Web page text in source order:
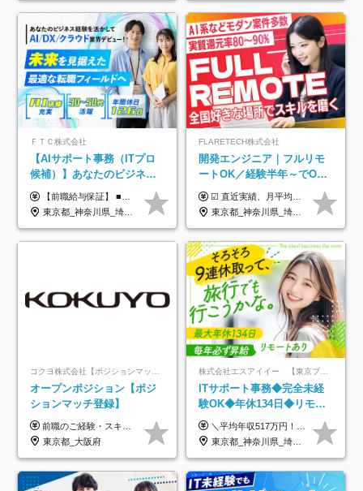
ＦＴＣ株式会社
【AIサポート事務（ITプロ
候補）】あなたのビジネス
経験をAI業界で活かす◆IT
未経験OK◆目指せるコンサ
ル
【前職給与保証】 ■未経験者： 月給30万円～35万円 ■ローキャリア（経験目安1年程度）： 月給35万円～40万円 ■経験者（経験目安3年以上）： 月給40万円～60万円 ■即戦力（経験目安5年以上）： 月給45万円～80万円 ※上記金額には固定残業代30時間分 【未経験者5万5000円～7万3000円、 ローキャリア6万4000円～7万3000円、 経験者5万8000円～10万9000円、 即戦力8万2000円～14万5000円】を含みます。 ※30時間を超える場合は追加で全額支給します。 ※経験・能力・前職給与などを総合的に評価したうえでご納得いただけるよう個別決定。 未経験者の場合、前職給与とポテンシャルを査定のうえ決定いたします。 ※日本国内でのIT業界経験、または同等の実務経験と能力に応じて決定します。 ※前職給与は日本円かつ、日本国内での実績に基づき評価します。 【納得の評価システム】 ★クォーター毎に査定する評価制度導入！ 明確な評価基準で翌年度年収を上げましょう！ ★評価対象期間に在籍中のほとんどの社員が昇給し 年収アップを実現しています！ ★様々なインセンティブ制度を用意し多角的に正当評価しています！ ※試用期間6カ月（期間中の待遇等に差異なし）
東京都_神奈川県_埼玉県_千葉県
FLARETECH株式会社
開発エンジニア｜フルリモ
ートOK／経験半年～でOK
／実質還元率80～90%／前
給保証／AI系など最先端案
件多数
☑︎ 直近実績、月平均17,000円の昇給 ☑︎ 前職給与100%保証 ☑︎ 実質還元率80～90% ☑︎ 待機時も給与は満額支給 月給35万円～70万円＋交通費など各種手当 ※想定年収：4,200,000円～10,560,000円 ※経験・能力等を考慮の上で決定します。 ※上記金額には、みなし残業手当（50時間分・104,000円～212,000円）を含みます。超過分は別途追加支給します。 ┗残業時間は月平均10時間、多い時でも20時間程度と安定しております ★単価連動型の給与体系ではないため、万が一待機になってもその間の給与は満額支給しています。 ＜1年間の昇給事例をご紹介！＞ ・20代/フロントエンドエンジニア：月給274,000円→月給362,000円（＋88,000円/月） ・20代/iOSエンジニア：月給237,000円→月給287,000円（＋50,000円/月） ・20代/Androidエンジニア：月給316,000円→月給374,000円（＋58,000円/月） ・30代/Javaエンジニア（上流）：月給340,000円→月給418,000円（＋78,000円/月） ・30代/PMO：月給340,000円→月給418,000円（＋78,000円/月）
東京都_神奈川県_埼玉県_千葉県_大阪府_愛知県_北海道_青森県_岩手県_宮城県_秋田県_山形県_福島県_茨城県_栃木県_群馬県_新潟県_山梨県_長野県_富山県_石川県_福井県_静岡県_岐阜県_三重県_兵庫県_京都府_滋賀県_奈良県_和歌山県_広島県_岡山県_鳥取県_島根県_山口県_徳島県_香川県_愛媛県_高知県_福岡県_熊本県_佐賀県_長崎県_大分県_宮崎県_鹿児島県_沖縄県
オープンポジション【ポジ
ションマッチ登録】
前職のご経験・スキル等を考慮して決定します。
東京都_大阪府
株式会社エスアイイー 【東京プロマーケット上場】
ITサポート事務◆完全未経
験OK◆年休134日◆リモー
トOK◆残業月7h以下◆賞与
年3回◆5年目まで必ず昇給
＼平均年収517万円！入社5年目まで毎年必ず昇給／ ■賞与年3回 ■年収800万円以上も可 ■入社3年以上の平均年収469.2万円 月給23万2000円以上＋賞与年3回＋各種手当 ☆入社5年目まで最大1万5000円の定期昇給を確約 ┃各種手当充実 ・規定の資格を取得すれば、2000円～5万円を毎月支給（2万4000円～60万円／年） ・研修中に取得した取得率95％の資格でも研修後の給料UP ※月給は年齢・経験・能力を考慮して、優遇いたします ※上記月給金額は固定残業代（20時間/3万1300円円以上）を含み、超過分は別途支給いたします ※試用期間（6ヶ月）は月給に変動はありますが、その他待遇に差異はありません ├入社後1ヶ月～3ヶ月間は、月給20万1900円となります └上記金額は固定残業代（10時間／1万6000円）を含み、超過分は別途支給いたします
東京都_神奈川県_埼玉県_千葉県_大阪府_愛知県_北海道_青森県_岩手県_宮城県_秋田県_山形県_福島県_茨城県_栃木県_群馬県_新潟県_山梨県_長野県_富山県_石川県_福井県_静岡県_岐阜県_三重県_兵庫県_京都府_滋賀県_奈良県_和歌山県_広島県_岡山県_鳥取県_島根県_山口県_徳島県_香川県_愛媛県_高知県_福岡県_熊本県_佐賀県_長崎県_大分県_宮崎県_鹿児島県_沖縄県